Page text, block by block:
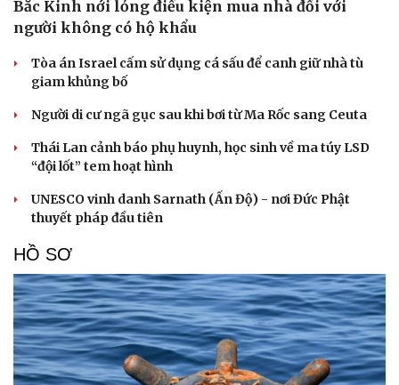
Bắc Kinh nới lỏng điều kiện mua nhà đối với
người không có hộ khẩu
Tòa án Israel cấm sử dụng cá sấu để canh giữ nhà tù
giam khủng bố
Người di cư ngã gục sau khi bơi từ Ma Rốc sang Ceuta
Thái Lan cảnh báo phụ huynh, học sinh về ma túy LSD
“đội lốt” tem hoạt hình
UNESCO vinh danh Sarnath (Ấn Độ) - nơi Đức Phật
thuyết pháp đầu tiên
HỒ SƠ